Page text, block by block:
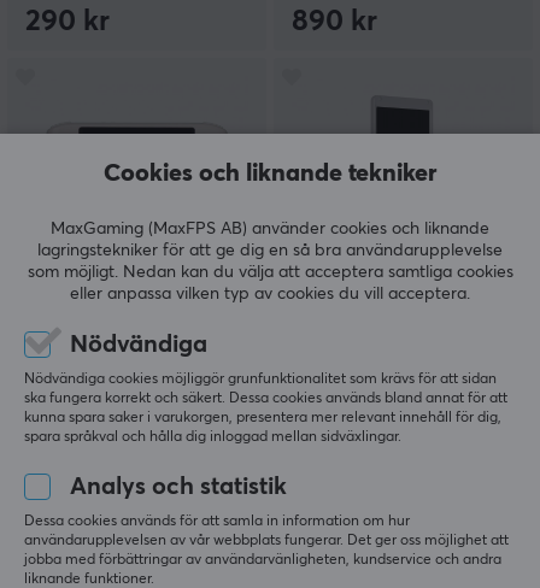
290 kr 890 kr
Anbernic
AMOLED (128GB) - Vit
(2)
3499 kr
Anbernic
(15)
Cookies och liknande tekniker
MaxGaming (MaxFPS AB) använder cookies och liknande
lagringstekniker för att ge dig en så bra användarupplevelse
som möjligt. Nedan kan du välja att acceptera samtliga cookies
eller anpassa vilken typ av cookies du vill acceptera.
Nödvändiga
Nödvändiga cookies möjliggör grunfunktionalitet som krävs för att sidan
ska fungera korrekt och säkert. Dessa cookies används bland annat för att
kunna spara saker i varukorgen, presentera mer relevant innehåll för dig,
spara språkval och hålla dig inloggad mellan sidväxlingar.
Analys och statistik
Dessa cookies används för att samla in information om hur
användarupplevelsen av vår webbplats fungerar. Det ger oss möjlighet att
jobba med förbättringar av användarvänligheten, kundservice och andra
liknande funktioner.